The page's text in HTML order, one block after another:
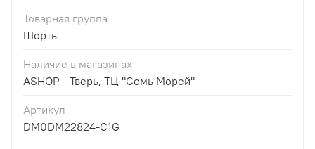
Товарная группа
Шорты
Наличие в магазинах
ASHOP - Тверь, ТЦ "Семь Морей"
Артикул
DM0DM22824-C1G